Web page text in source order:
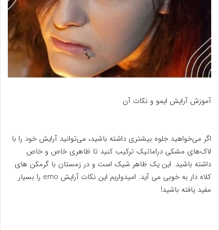
آموزش آرایش ایمو و نکات آن
اگر می‌خواهید جلوه بیشتری داشته باشید، می‌توانید آرایش خود را با
لاک‌های مشکی دراماتیک ترکیب کنید تا ظاهری خاص و خاص
داشته باشید. این یک ظاهر شیک است و در زمستان با گرمکن های
کلاه دار به خوبی می آید. امیدواریم این نکات آرایش emo را بسیار
مفید یافته باشید!